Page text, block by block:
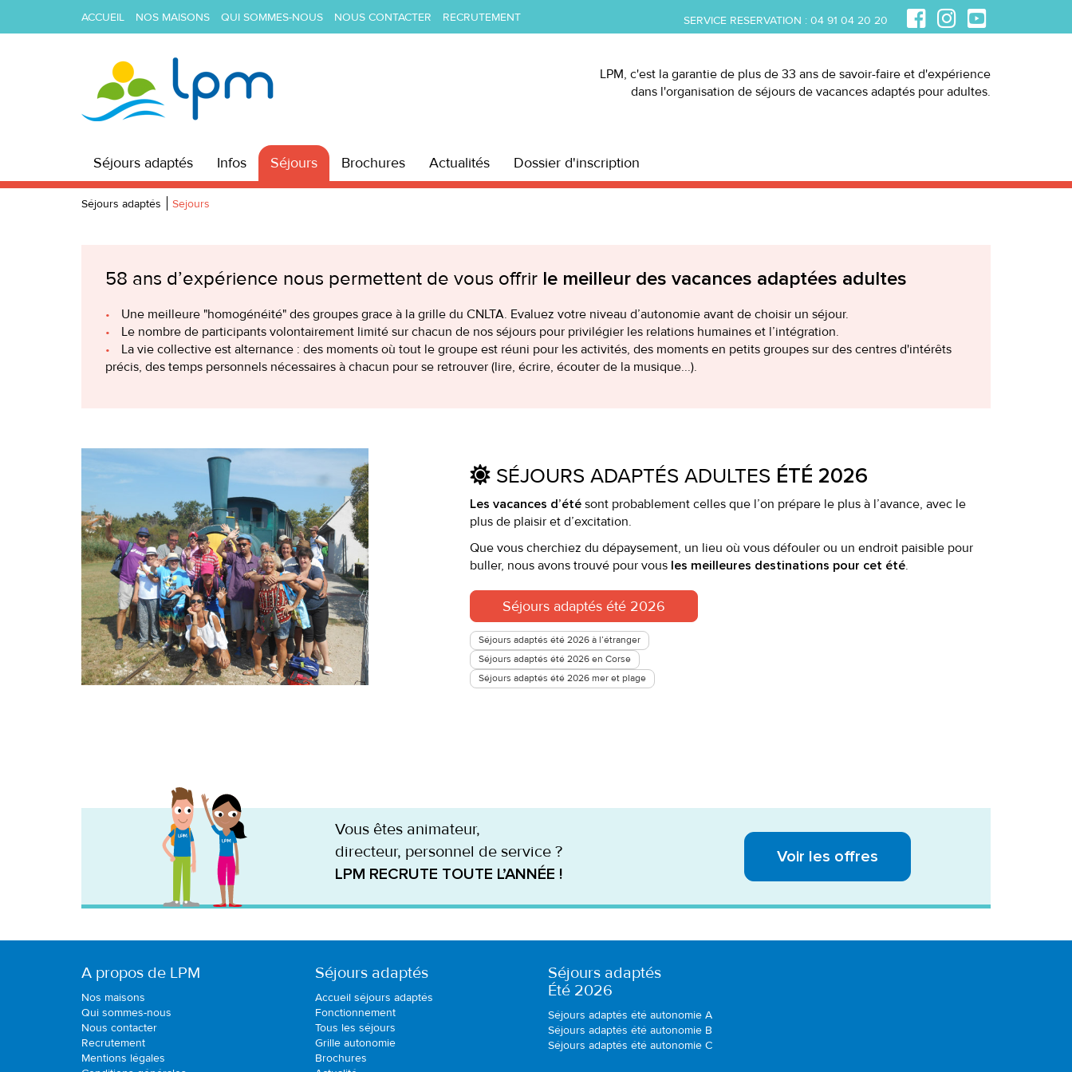
ACCUEIL NOS MAISONS QUI SOMMES-NOUS NOUS CONTACTER RECRUTEMENT SERVICE RESERVATION : 04 91 04 20 20
LPM, c'est la garantie de plus de 33 ans de savoir-faire et d'expérience
dans l'organisation de séjours de vacances adaptés pour adultes.
Séjours adaptés Infos Séjours Brochures Actualités Dossier d'inscription
Séjours adaptés Sejours
58 ans d’expérience nous permettent de vous offrir le meilleur des vacances adaptées adultes
Une meilleure "homogénéité" des groupes grace à la grille du CNLTA. Evaluez votre niveau d’autonomie avant de choisir un séjour.
Le nombre de participants volontairement limité sur chacun de nos séjours pour privilégier les relations humaines et l’intégration.
La vie collective est alternance : des moments où tout le groupe est réuni pour les activités, des moments en petits groupes sur des centres d'intérêts
précis, des temps personnels nécessaires à chacun pour se retrouver (lire, écrire, écouter de la musique...).
SÉJOURS ADAPTÉS ADULTES ÉTÉ 2026
Les vacances d’été sont probablement celles que l’on prépare le plus à l’avance, avec le
plus de plaisir et d’excitation.
Que vous cherchiez du dépaysement, un lieu où vous défouler ou un endroit paisible pour
buller, nous avons trouvé pour vous les meilleures destinations pour cet été.
Séjours adaptés été 2026
Séjours adaptés été 2026 à l’étranger
Séjours adaptés été 2026 en Corse
Séjours adaptés été 2026 mer et plage
Vous êtes animateur,
directeur, personnel de service ?
LPM RECRUTE TOUTE L’ANNÉE !
Voir les offres
A propos de LPM
Nos maisons
Qui sommes-nous
Nous contacter
Recrutement
Mentions légales
Séjours adaptés
Accueil séjours adaptés
Fonctionnement
Tous les séjours
Grille autonomie
Brochures
Séjours adaptés
Été 2026
Séjours adaptés été autonomie A
Séjours adaptés été autonomie B
Séjours adaptés été autonomie C